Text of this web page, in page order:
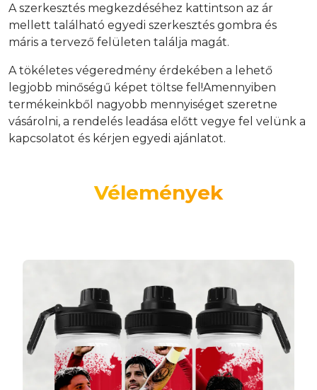
A szerkesztés megkezdéséhez kattintson az ár
mellett található egyedi szerkesztés gombra és
máris a tervező felületen találja magát.
A tökéletes végeredmény érdekében a lehető
legjobb minőségű képet töltse fel!Amennyiben
termékeinkből nagyobb mennyiséget szeretne
vásárolni, a rendelés leadása előtt vegye fel velünk a
kapcsolatot és kérjen egyedi ajánlatot.
Vélemények